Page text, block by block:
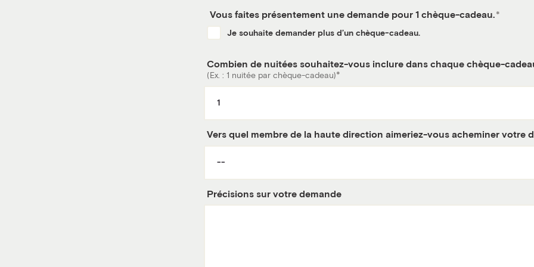
Vous faites présentement une demande pour 1 chèque-cadeau.
Je souhaite demander plus d’un chèque-cadeau.
Combien de nuitées souhaitez-vous inclure dans chaque chèque-
(Ex. : 1 nuitée par chèque-cadeau)
Vers quel membre de la haute direction aimeriez-vous acheminer votre
Précisions sur votre demande